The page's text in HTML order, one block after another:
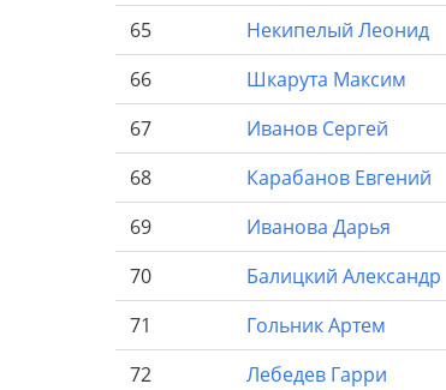
65
Некипелый Леонид
66
Шкарута Максим
67
Иванов Сергей
68
Карабанов Евгений
69
Иванова Дарья
70
Балицкий Александр
71
ГольникАртем
72
Лебедев Гарри